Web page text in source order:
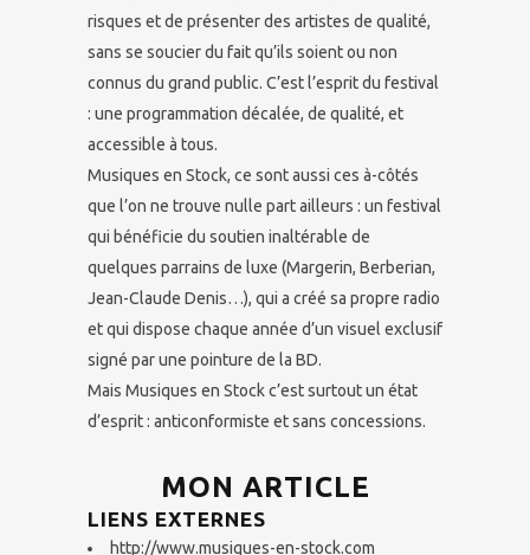
risques et de présenter des artistes de qualité,
sans se soucier du fait qu’ils soient ou non
connus du grand public. C’est l’esprit du festival
: une programmation décalée, de qualité, et
accessible à tous.
Musiques en Stock, ce sont aussi ces à-côtés
que l’on ne trouve nulle part ailleurs : un festival
qui bénéficie du soutien inaltérable de
quelques parrains de luxe (Margerin, Berberian,
Jean-Claude Denis…), qui a créé sa propre radio
et qui dispose chaque année d’un visuel exclusif
signé par une pointure de la BD.
Mais Musiques en Stock c’est surtout un état
d’esprit : anticonformiste et sans concessions.
MON ARTICLE
LIENS EXTERNES
http://www.musiques-en-stock.com